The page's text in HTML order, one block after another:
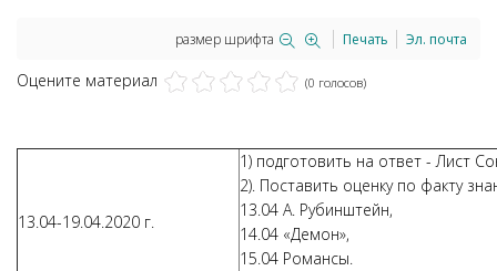
размер шрифта Печать Эл. почта
Оцените материал (0 голосов)
13.04-19.04.2020 г.
1) подготовить на ответ - Лист
2). Поставить оценку по факту
13.04 А. Рубинштейн,
14.04 «Демон»,
15.04 Романсы.